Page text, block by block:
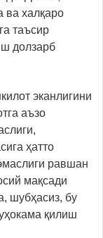
ва халқаро
таъсир
долзарб
эканлигини
аъзо
ҳатто
равшан
мақсади
шубҳасиз, бу
қилиш